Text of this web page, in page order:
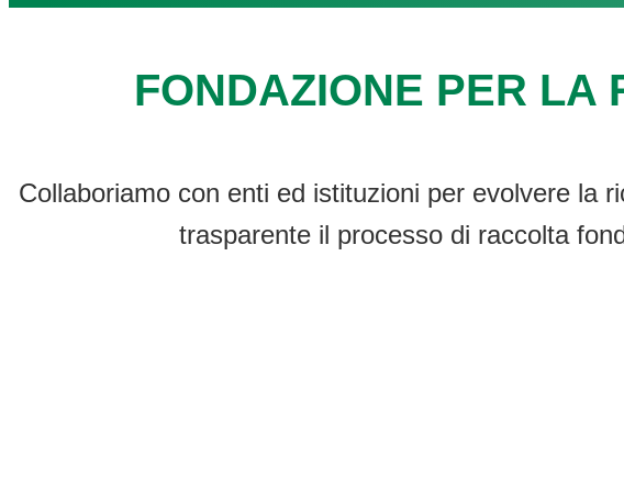
FONDAZIONE PER LA
Collaboriamo con enti ed istituzioni per evolvere la
trasparente il processo di raccolta